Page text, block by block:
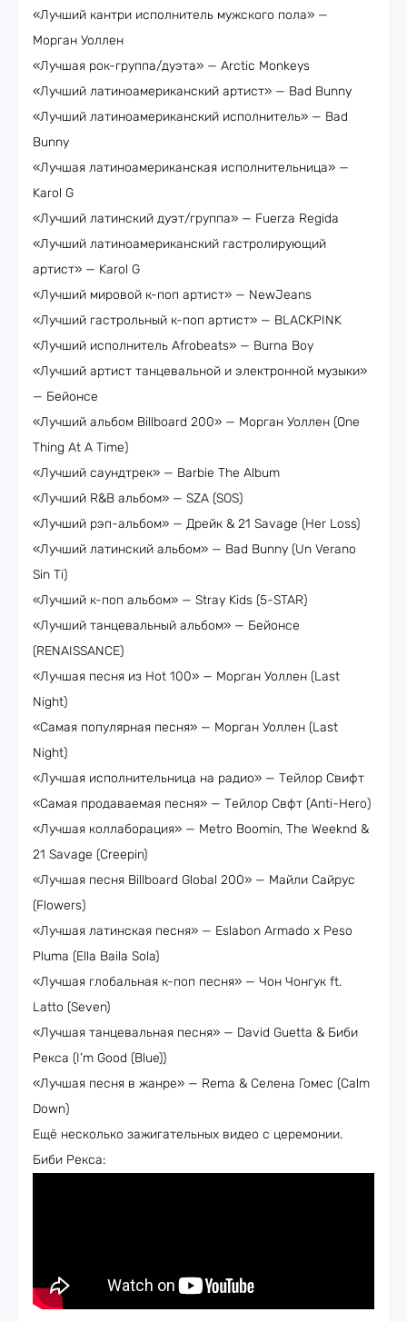
«Лучший кантри исполнитель мужского пола» —
Морган Уоллен
«Лучшая рок-группа/дуэта» — Arctic Monkeys
«Лучший латиноамериканский артист» — Bad Bunny
«Лучший латиноамериканский исполнитель» — Bad
Bunny
«Лучшая латиноамериканская исполнительница» —
Karol G
«Лучший латинский дуэт/группа» — Fuerza Regida
«Лучший латиноамериканский гастролирующий
артист» — Karol G
«Лучший мировой к-поп артист» — NewJeans
«Лучший гастрольный к-поп артист» — BLACKPINK
«Лучший исполнитель Afrobeats» — Burna Boy
«Лучший артист танцевальной и электронной музыки»
— Бейонсе
«Лучший альбом Billboard 200» — Морган Уоллен (One
Thing At A Time)
«Лучший саундтрек» — Barbie The Album
«Лучший R&B альбом» — SZA (SOS)
«Лучший рэп-альбом» — Дрейк & 21 Savage (Her Loss)
«Лучший латинский альбом» — Bad Bunny (Un Verano
Sin Ti)
«Лучший к-поп альбом» — Stray Kids (5-STAR)
«Лучший танцевальный альбом» — Бейонсе
(RENAISSANCE)
«Лучшая песня из Hot 100» — Морган Уоллен (Last
Night)
«Самая популярная песня» — Морган Уоллен (Last
Night)
«Лучшая исполнительница на радио» — Тейлор Свифт
«Самая продаваемая песня» — Тейлор Свфт (Anti-Hero)
«Лучшая коллаборация» — Metro Boomin, The Weeknd &
21 Savage (Creepin)
«Лучшая песня Billboard Global 200» — Майли Сайрус
(Flowers)
«Лучшая латинская песня» — Eslabon Armado x Peso
Pluma (Ella Baila Sola)
«Лучшая глобальная к-поп песня» — Чон Чонгук ft.
Latto (Seven)
«Лучшая танцевальная песня» — David Guetta & Биби
Рекса (I’m Good (Blue))
«Лучшая песня в жанре» — Rema & Селена Гомес (Calm
Down)
Ещё несколько зажигательных видео с церемонии.
Биби Рекса: